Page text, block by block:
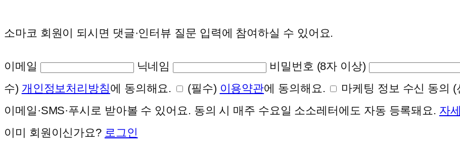
소마코 회원이 되시면 댓글·인터뷰 질문 입력에 참여하실 수 있어요.
이메일 닉네임 비밀번호 (8자 이상)
수) 개인정보처리방침에 동의해요. (필수) 이용약관에 동의해요. 마케팅 정보 수신 동의 (
이메일·SMS·푸시로 받아볼 수 있어요. 동의 시 매주 수요일 소소레터에도 자동 등록돼요. 자
이미 회원이신가요? 로그인